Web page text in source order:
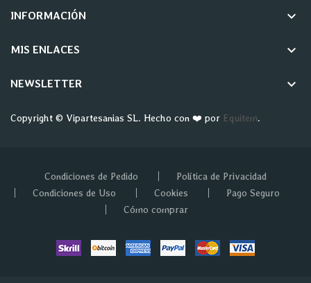
INFORMACIÓN keyboard_arrow_down
MIS ENLACES keyboard_arrow_down
NEWSLETTER keyboard_arrow_down
Copyright © Vipartesanias SL. Hecho con ❤️ por Equitem.
Condiciones de Pedido
Política de Privacidad
Condiciones de Uso
Cookies
Pago Seguro
Cómo comprar